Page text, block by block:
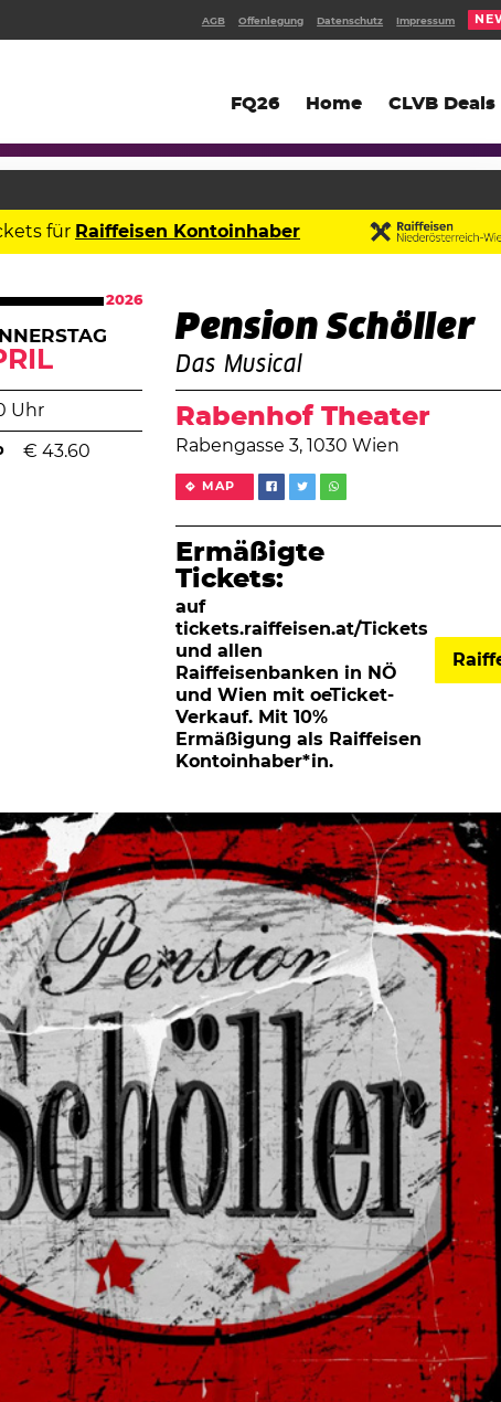
FQ26 Home CLVB Deals
AGB Offenlegung Datenschutz Impressum
für Raiffeisen Kontoinhaber
2026
Pension Schöller
Das Musical
Rabenhof Theater
Rabengasse 3, 1030 Wien
MAP
Ermäßigte
Tickets:
auf
tickets.raiffeisen.at/Tickets
und allen
Raiffeisenbanken in NÖ
und Wien mit oeTicket-
Verkauf. Mit 10%
Ermäßigung als Raiffeisen
Kontoinhaber*in.
Uhr
€ 43.60